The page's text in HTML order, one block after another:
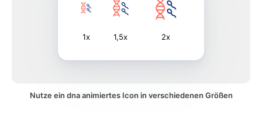
1x 1,5x 2x
Nutze ein dna animiertes Icon in verschiedenen Größen